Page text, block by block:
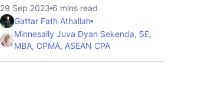
29 Sep 2023 6 mins read
Gattar Fath Athallah
Minnesally Juva Dyan Sekenda, SE,
MBA, CPMA, ASEAN CPA